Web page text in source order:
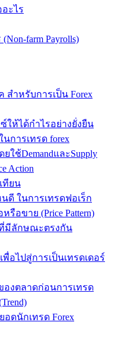
อะไร
farm Payrolls)
ำหรับการเป็น Forex
ให้ได้กำไรอย่างยั่งยืน
การเทรด forex
ใช้DemandและSupply
Action
ทียน
นดี ในการเทรดฟอเร็ก
อขาย (Price Pattern)
มีลักษณะตรงกัน
อไปสู่การเป็นเทรดเดอร์
องตลาดก่อนการเทรด
ดนักเทรด Forex